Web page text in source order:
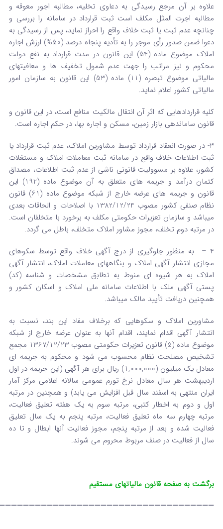
علاوه بر آن مرجع رسیدگی به دعاوی تخلیه، مطالبه اجور معوقه و
مطالبه اجرت المثل مکلف است ثبت قرارداد در سامانه را بررسی و
چنانچه عدم ثبت یا ثبت خلاف واقع را احراز نماید، پس از رسیدگی به
دعوا ضمن صدور رأی موجر را به تأدیه پنجاه درصد (50%) ارزش اجاره
املاک موضوع ماده (54) این قانون در مدت قرارداد به نفع دولت
محکوم و نیز مراتب را جهت عدم شمول تخفیف ها و معافیتهای
مالیاتی موضوع تبصره (11) ماده (53) این قانون به سازمان امور
مالیاتی کشور اعلام نماید.
کلیه قراردادهایی که اثر آن انتقال مالکیت منافع است، در این قانون و
قانون ساماندهی بازار زمین، مسکن و اجاره بها، در حکم اجاره است.
3- در صورت انعقاد قرارداد توسط مشاورین املاک، عدم ثبت قرارداد یا
ثبت اطلاعات خلاف واقع در سامانه ثبت معاملات املاک و مستغلات
کشور، علاوه بر مسوولیت قانونی ناشی از عدم ثبت اطلاعات، مصداق
کتمان درآمد و جریمه های متعلق به آن موضوع ماده (192) این
قانون و جریمه های عرضه خارج از شبکه موضوع ماده (61) قانون
نظام صنفی کشور مصوب 1382/12/24 با اصلاحات و الحاقات بعدی
میباشد و سازمان تعزیرات حکومتی مکلف به برخورد با متخلفان است.
در مرتبه دوم تخلف، مجوز مشاور املاک متخلف، باطل می گردد.
4 – به منظور جلوگیری از درج آگهی خلاف واقع توسط سکوهای
مجازی انتشار آگهی املاک و بنگاههای معاملات املاک، انتشار آگهی
املاک به هر شیوه ای منوط به تطابق مشخصات و شناسه (کد)
پستی آگهی ملک با اطلاعات سامانه ملی املاک و اسکان کشور و
همچنین دریافت تأیید مالک میباشد.
مشاورین املاک و سکوهایی که برخلاف مفاد این بند، نسبت به
انتشار آگهی اقدام نمایند، اقدام آنها به عنوان عرضه خارج از شبکه
موضوع ماده (5) قانون تعزیرات حکومتی مصوب 1367/12/23 مجمع
تشخیص مصلحت نظام محسوب می شود و محکوم به جریمه ای
معادل یک میلیون (1,000,000) ریال برای هر آگهی (این جریمه در اول
اردیبهشت هر سال معادل نرخ تورم عمومی سالانه اعلامی مرکز آمار
ایران منتهی به اسفند سال قبل افزایش می یابد) و همچنین در مرتبه
اول و دوم به اخطار کتبی، مرتبه سوم به یک هفته تعلیق فعالیت،
مرتبه چهارم سه ماه تعلیق فعالیت، مرتبه پنجم به یک سال تعلیق
فعالیت شده و بعد از مرتبه پنجم، مجوز فعالیت آنها ابطال و تا ده
سال از فعالیت در صنف مربوط محروم می شوند.
برگشت به صفحه قانون مالیاتهای مستقیم